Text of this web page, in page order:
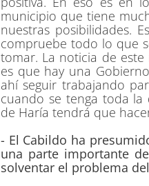
municipio que tiene
nuestras posibilidades.
compruebe todo lo que
tomar. La noticia de
es que hay una
ahí seguir trabajando
cuando se tenga toda
de Haría tendrá que
- El Cabildo ha
una parte importante
solventar el problema